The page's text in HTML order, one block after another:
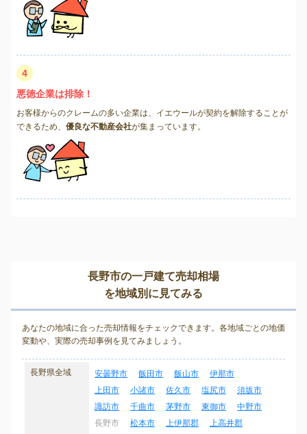
4
悪徳企業は排除！
お客様からのクレームの多い企業は、イエウールが契約を解除することが
できるため、 優良な不動産会社が集まっています。
長野市の一戸建て売却相場
を地域別に見てみる
あなたの地域に合った売却情報をチェックできます。各地域ごとの地価
変動や、実際の売却事例を見てみましょう。
長野県全域 安曇野市 飯田市 飯山市
伊那市
上田市
小諸市 佐久市 塩尻市
須坂市
諏訪市
千曲市 茅野市 東御市
中野市
長野市
松本市 上伊那郡
上高井郡